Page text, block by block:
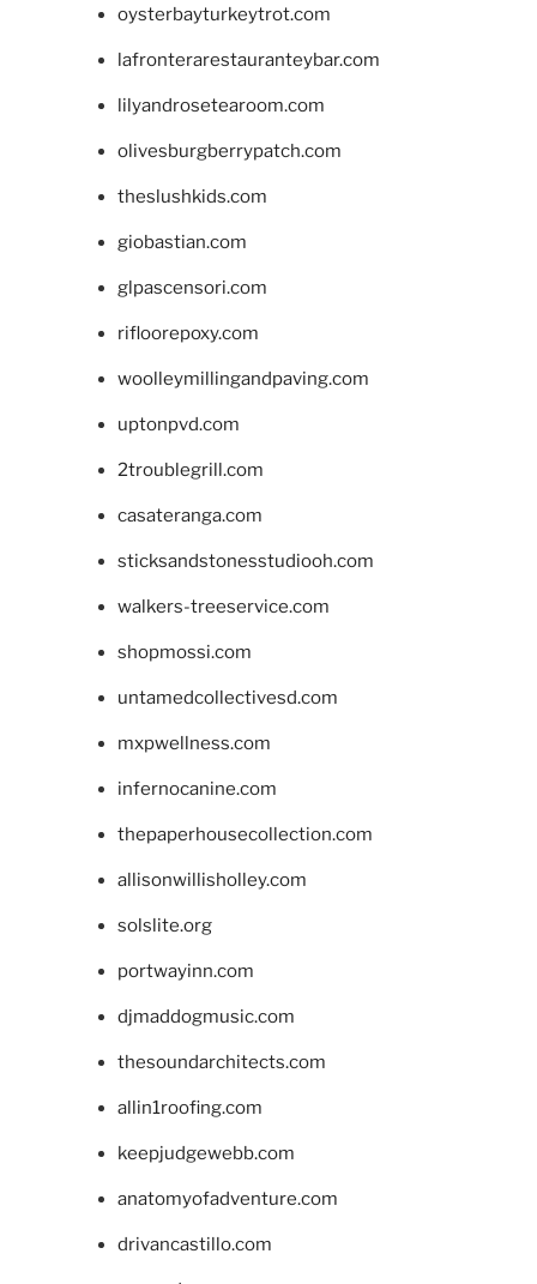
oysterbayturkeytrot.com
lafronterarestauranteybar.com
lilyandrosetearoom.com
olivesburgberrypatch.com
theslushkids.com
giobastian.com
glpascensori.com
rifloorepoxy.com
woolleymillingandpaving.com
uptonpvd.com
2troublegrill.com
casateranga.com
sticksandstonesstudiooh.com
walkers-treeservice.com
shopmossi.com
untamedcollectivesd.com
mxpwellness.com
infernocanine.com
thepaperhousecollection.com
allisonwillisholley.com
solslite.org
portwayinn.com
djmaddogmusic.com
thesoundarchitects.com
allin1roofing.com
keepjudgewebb.com
anatomyofadventure.com
drivancastillo.com